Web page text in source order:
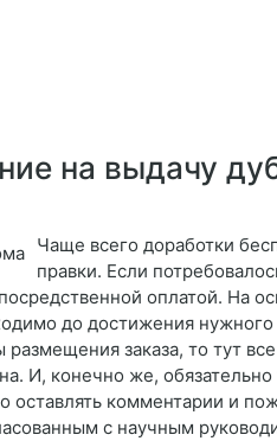
на выдачу
Чаще всего доработки
правки. Если
оплатой. На
до достижения нужного
заказа, то тут
И, конечно же,
комментарии и
с научным